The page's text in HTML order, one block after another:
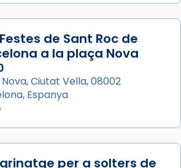
Barcelona, el cardenal Joan
presidit la missa i l’ha
auxiliar de Barcelona,
de Sant Roc de
a la plaça Nova
Ciutat Vella, 08002
Espanya
per a solters de